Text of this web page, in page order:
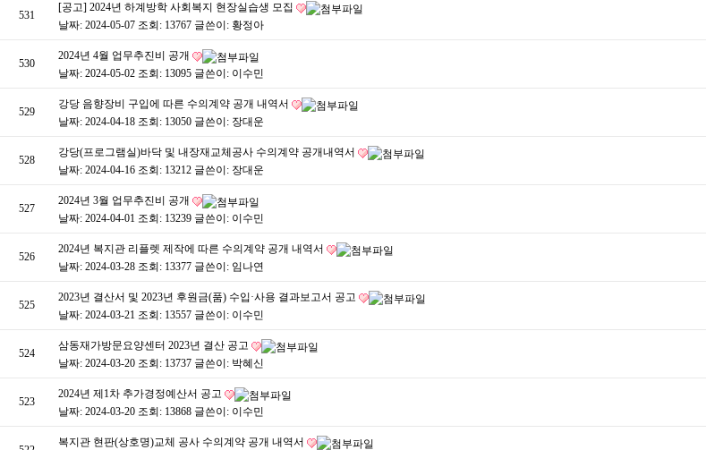
531
[공고] 2024년 하계방학 사회복지 현장실습생 모집
날짜: 2024-05-07 조회: 13767 글쓴이: 황정아
530
2024년 4월 업무추진비 공개
날짜: 2024-05-02 조회: 13095 글쓴이: 이수민
529
강당 음향장비 구입에 따른 수의계약 공개 내역서
날짜: 2024-04-18 조회: 13050 글쓴이: 장대운
528
강당(프로그램실)바닥 및 내장재교체공사 수의계약 공개내역서
날짜: 2024-04-16 조회: 13212 글쓴이: 장대운
527
2024년 3월 업무추진비 공개
날짜: 2024-04-01 조회: 13239 글쓴이: 이수민
526
2024년 복지관 리플렛 제작에 따른 수의계약 공개 내역서
날짜: 2024-03-28 조회: 13377 글쓴이: 임나연
525
2023년 결산서 및 2023년 후원금(품) 수입·사용 결과보고서 공고
날짜: 2024-03-21 조회: 13557 글쓴이: 이수민
524
삼동재가방문요양센터 2023년 결산 공고
날짜: 2024-03-20 조회: 13737 글쓴이: 박혜신
523
2024년 제1차 추가경정예산서 공고
날짜: 2024-03-20 조회: 13868 글쓴이: 이수민
복지관 현판(상호명)교체 공사 수의계약 공개 내역서